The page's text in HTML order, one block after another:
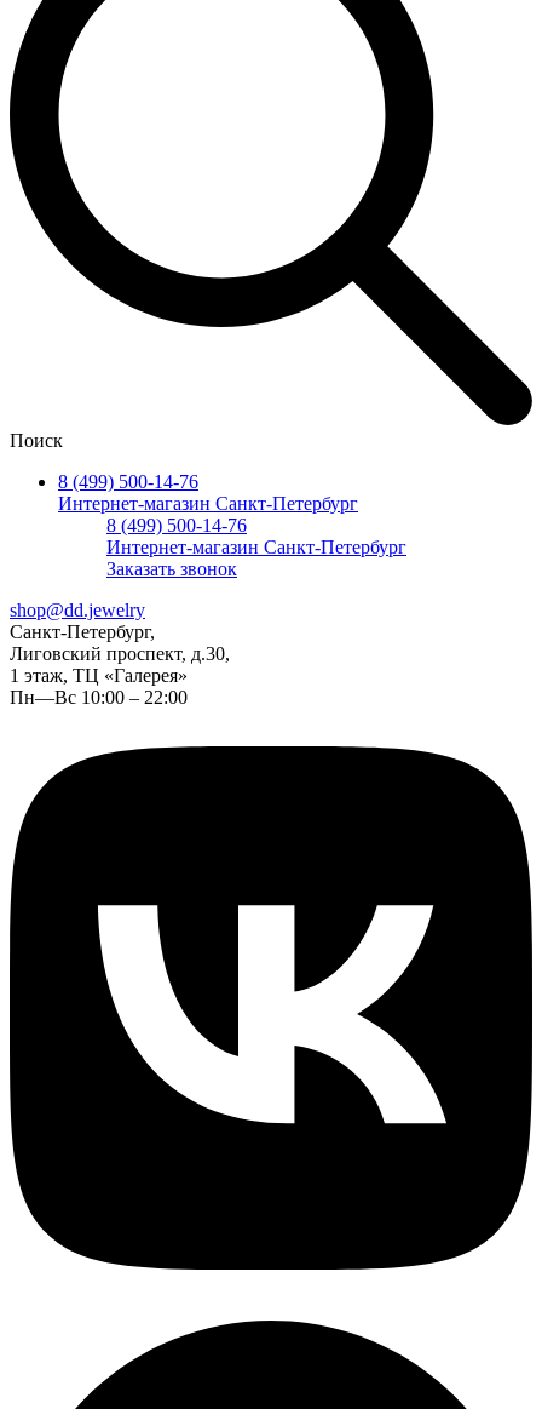
Поиск
8 (499) 500-14-76
Интернет-магазин Санкт-Петербург
8 (499) 500-14-76
Интернет-магазин Санкт-Петербург
Заказать звонок
shop@dd.jewelry
Санкт-Петербург,
Лиговский проспект, д.30,
1 этаж, ТЦ «Галерея»
Пн—Вс 10:00 – 22:00